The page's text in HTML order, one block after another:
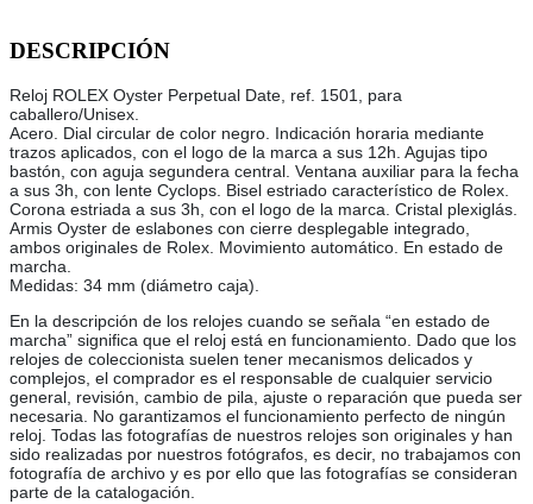
DESCRIPCIÓN
Reloj ROLEX Oyster Perpetual Date, ref. 1501, para
caballero/Unisex.
Acero. Dial circular de color negro. Indicación horaria mediante
trazos aplicados, con el logo de la marca a sus 12h. Agujas tipo
bastón, con aguja segundera central. Ventana auxiliar para la fecha
a sus 3h, con lente Cyclops. Bisel estriado característico de Rolex.
Corona estriada a sus 3h, con el logo de la marca. Cristal plexiglás.
Armis Oyster de eslabones con cierre desplegable integrado,
ambos originales de Rolex. Movimiento automático. En estado de
marcha.
Medidas: 34 mm (diámetro caja).
En la descripción de los relojes cuando se señala “en estado de
marcha” significa que el reloj está en funcionamiento. Dado que los
relojes de coleccionista suelen tener mecanismos delicados y
complejos, el comprador es el responsable de cualquier servicio
general, revisión, cambio de pila, ajuste o reparación que pueda ser
necesaria. No garantizamos el funcionamiento perfecto de ningún
reloj. Todas las fotografías de nuestros relojes son originales y han
sido realizadas por nuestros fotógrafos, es decir, no trabajamos con
fotografía de archivo y es por ello que las fotografías se consideran
parte de la catalogación.